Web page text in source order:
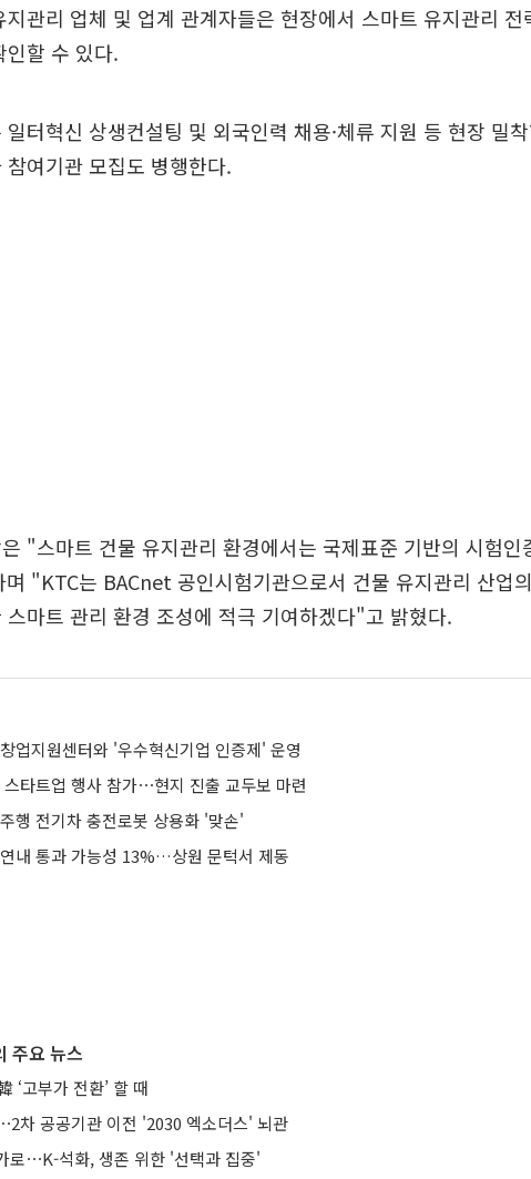
관리 업체 및 업계 관계자들은 현장에서 스마트 유지관리 전
인할 수 있다.
터혁신 상생컨설팅 및 외국인력 채용·체류 지원 등 현장 밀
여기관 모집도 병행한다.
"스마트 건물 유지관리 환경에서는 국제표준 기반의 시험인
"KTC는 BACnet 공인시험기관으로서 건물 유지관리 산업
스마트 관리 환경 조성에 적극 기여하겠다"고 밝혔다.
업지원센터와 '우수혁신기업 인증제' 운영
타트업 행사 참가⋯현지 진출 교두보 마련
행 전기차 충전로봇 상용화 '맞손'
내 통과 가능성 13%…상원 문턱서 제동
주요 뉴스
‘고부가 전환’ 할 때
차 공공기관 이전 '2030 엑소더스' 뇌관
로⋯K-석화, 생존 위한 '선택과 집중'